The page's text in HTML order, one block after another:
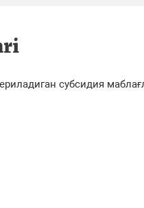
субсидия